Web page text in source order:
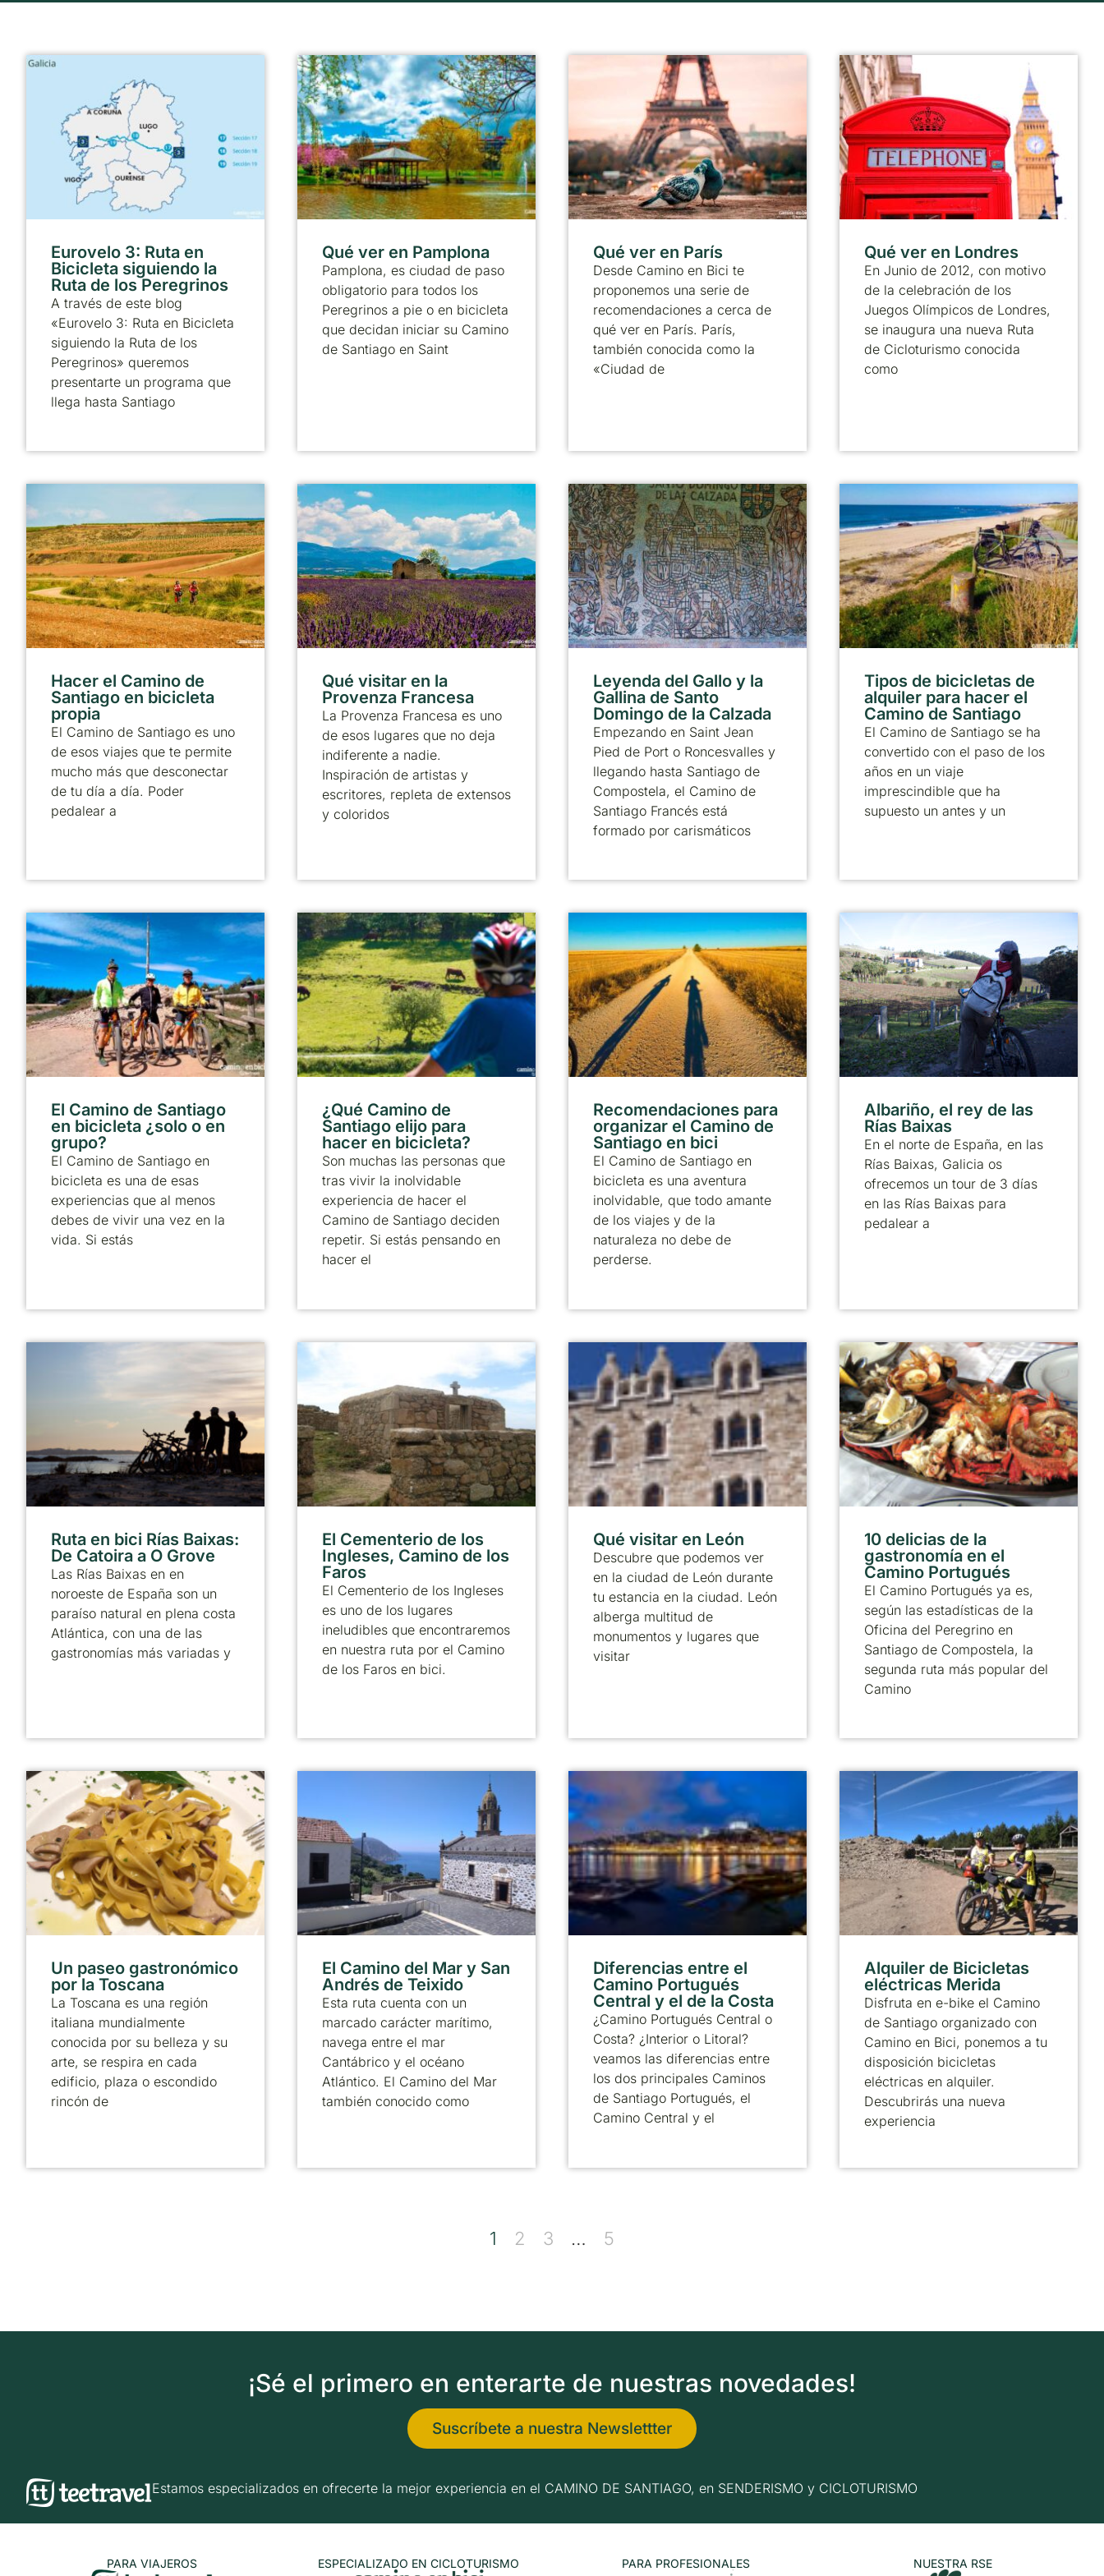
Eurovelo 3: Ruta en
Bicicleta siguiendo la
Ruta de los Peregrinos
A través de este blog
«Eurovelo 3: Ruta en Bicicleta
siguiendo la Ruta de los
Peregrinos» queremos
presentarte un programa que
llega hasta Santiago
Qué ver en Pamplona
Pamplona, es ciudad de paso
obligatorio para todos los
Peregrinos a pie o en bicicleta
que decidan iniciar su Camino
de Santiago en Saint
Qué ver en París
Desde Camino en Bici te
proponemos una serie de
recomendaciones a cerca de
qué ver en París. París,
también conocida como la
«Ciudad de
Qué ver en Londres
En Junio de 2012, con motivo
de la celebración de los
Juegos Olímpicos de Londres,
se inaugura una nueva Ruta
de Cicloturismo conocida
como
Hacer el Camino de
Santiago en bicicleta
propia
El Camino de Santiago es uno
de esos viajes que te permite
mucho más que desconectar
de tu día a día. Poder
pedalear a
Qué visitar en la
Provenza Francesa
La Provenza Francesa es uno
de esos lugares que no deja
indiferente a nadie.
Inspiración de artistas y
escritores, repleta de extensos
y coloridos
Leyenda del Gallo y la
Gallina de Santo
Domingo de la Calzada
Empezando en Saint Jean
Pied de Port o Roncesvalles y
llegando hasta Santiago de
Compostela, el Camino de
Santiago Francés está
formado por carismáticos
Tipos de bicicletas de
alquiler para hacer el
Camino de Santiago
El Camino de Santiago se ha
convertido con el paso de los
años en un viaje
imprescindible que ha
supuesto un antes y un
El Camino de Santiago
en bicicleta ¿solo o en
grupo?
El Camino de Santiago en
bicicleta es una de esas
experiencias que al menos
debes de vivir una vez en la
vida. Si estás
¿Qué Camino de
Santiago elijo para
hacer en bicicleta?
Son muchas las personas que
tras vivir la inolvidable
experiencia de hacer el
Camino de Santiago deciden
repetir. Si estás pensando en
hacer el
Recomendaciones para
organizar el Camino de
Santiago en bici
El Camino de Santiago en
bicicleta es una aventura
inolvidable, que todo amante
de los viajes y de la
naturaleza no debe de
perderse.
Albariño, el rey de las
Rías Baixas
En el norte de España, en las
Rías Baixas, Galicia os
ofrecemos un tour de 3 días
en las Rías Baixas para
pedalear a
Ruta en bici Rías Baixas:
De Catoira a O Grove
Las Rías Baixas en en
noroeste de España son un
paraíso natural en plena costa
Atlántica, con una de las
gastronomías más variadas y
El Cementerio de los
Ingleses, Camino de los
Faros
El Cementerio de los Ingleses
es uno de los lugares
ineludibles que encontraremos
en nuestra ruta por el Camino
de los Faros en bici.
Qué visitar en León
Descubre que podemos ver
en la ciudad de León durante
tu estancia en la ciudad. León
alberga multitud de
monumentos y lugares que
visitar
10 delicias de la
gastronomía en el
Camino Portugués
El Camino Portugués ya es,
según las estadísticas de la
Oficina del Peregrino en
Santiago de Compostela, la
segunda ruta más popular del
Camino
Un paseo gastronómico
por la Toscana
La Toscana es una región
italiana mundialmente
conocida por su belleza y su
arte, se respira en cada
edificio, plaza o escondido
rincón de
El Camino del Mar y San
Andrés de Teixido
Esta ruta cuenta con un
marcado carácter marítimo,
navega entre el mar
Cantábrico y el océano
Atlántico. El Camino del Mar
también conocido como
Diferencias entre el
Camino Portugués
Central y el de la Costa
¿Camino Portugués Central o
Costa? ¿Interior o Litoral?
veamos las diferencias entre
los dos principales Caminos
de Santiago Portugués, el
Camino Central y el
Alquiler de Bicicletas
eléctricas Merida
Disfruta en e-bike el Camino
de Santiago organizado con
Camino en Bici, ponemos a tu
disposición bicicletas
eléctricas en alquiler.
Descubrirás una nueva
experiencia
1 2 3 … 5
¡Sé el primero en enterarte de nuestras novedades!
Suscríbete a nuestra Newslettter
Estamos especializados en ofrecerte la mejor experiencia en el CAMINO DE SANTIAGO, en SENDERISMO y CICLOTURISMO
PARA VIAJEROS ESPECIALIZADO EN CICLOTURISMO PARA PROFESIONALES NUESTRA RSE